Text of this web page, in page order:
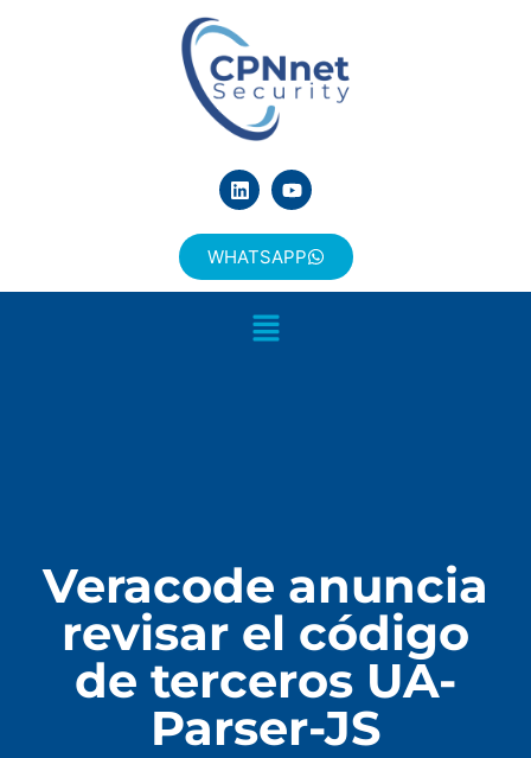
WHATSAPP
Veracode anuncia
revisar el código
de terceros UA-
Parser-JS